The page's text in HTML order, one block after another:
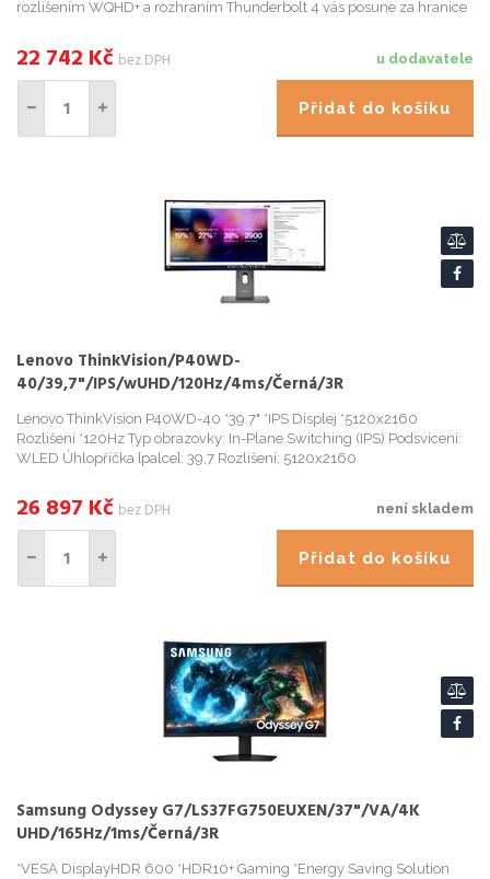
rozlišením WQHD+ a rozhraním Thunderbolt 4 vás posune za hranice
u dodavatele
22 742 Kč bez DPH
Přidat do košíku
Lenovo ThinkVision/P40WD-
40/39,7"/IPS/wUHD/120Hz/4ms/Černá/3R
Lenovo ThinkVision P40WD-40 *39.7" *IPS Displej *5120x2160
Rozlišení *120Hz Typ obrazovky: In-Plane Switching (IPS) Podsvícení:
WLED Úhlopříčka [palce]: 39,7 Rozlišení: 5120x2160
není skladem
26 897 Kč bez DPH
Přidat do košíku
Samsung Odyssey G7/LS37FG750EUXEN/37"/VA/4K
UHD/165Hz/1ms/Černá/3R
*VESA DisplayHDR 600 *HDR10+ Gaming *Energy Saving Solution